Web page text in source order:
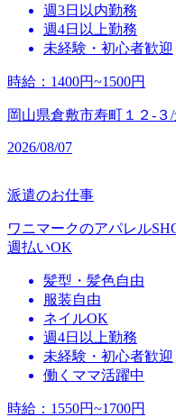
週3日以内勤務
週4日以上勤務
未経験・初心者歓迎
時給 ： 1400円~1500円
岡山県倉敷市寿町１２‐３
2026/08/07
派遣のお仕事
ワニマークのアパレル
週払いOK
髪型・髪色自由
服装自由
ネイルOK
週4日以上勤務
未経験・初心者歓迎
働くママ活躍中
時給 ： 1550円~1700円